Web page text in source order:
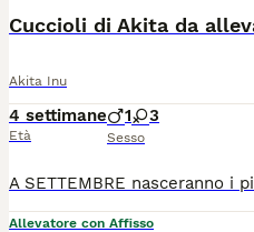
Cuccioli di Akita da
Akita Inu
4 settimane
Età
1 3
Sesso
Allevatore con Affisso